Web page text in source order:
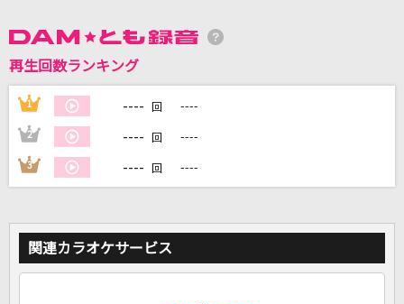
カラオケをもっと楽しもう！
家族や友達と一緒に！練習にも！
再生回数ランキング
1 ---- 回 ----
2 ---- 回 ----
3 ---- 回 ----
関連カラオケサービス